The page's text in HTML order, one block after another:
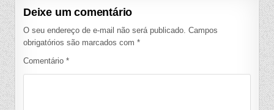
Deixe um comentário
O seu endereço de e-mail não será publicado. Campos
obrigatórios são marcados com*
Comentário*